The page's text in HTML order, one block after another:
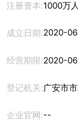
注册资本:1000万
成立日期:2020-
经营期限:
登记机关:广安市
企业官网:--